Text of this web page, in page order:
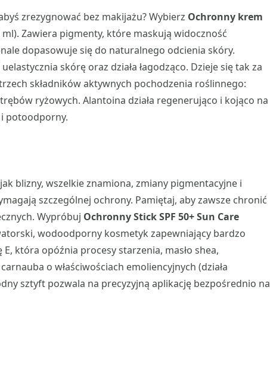
zrezygnować bez makijażu? Wybierz Ochronny krem
ml). Zawiera pigmenty, które maskują widoczność
dopasowuje się do naturalnego odcienia skóry.
skórę oraz działa łagodząco. Dzieje się tak za
składników aktywnych pochodzenia roślinnego:
ryżowych. Alantoina działa regenerująco i kojąco na
potoodporny.
blizny, wszelkie znamiona, zmiany pigmentacyjne i
szczególnej ochrony. Pamiętaj, aby zawsze chronić
Wypróbuj Ochronny Stick SPF 50+ Sun Care
wodoodporny kosmetyk zapewniający bardzo
która opóźnia procesy starzenia, masło shea,
o właściwościach emoliencyjnych (działa
sztyft pozwala na precyzyjną aplikację bezpośrednio na